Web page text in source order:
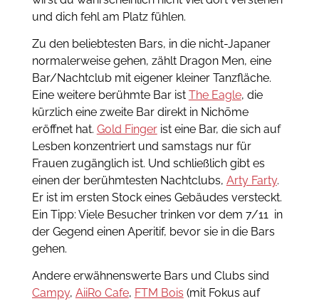
und dich fehl am Platz fühlen.
Zu den beliebtesten Bars, in die nicht-Japaner
normalerweise gehen, zählt Dragon Men, eine
Bar/Nachtclub mit eigener kleiner Tanzfläche.
Eine weitere berühmte Bar ist The Eagle, die
kürzlich eine zweite Bar direkt in Nichōme
eröffnet hat. Gold Fingerist eine Bar, die sich auf
Lesben konzentriert und samstags nur für
Frauen zugänglich ist. Und schließlich gibt es
einen der berühmtesten Nachtclubs, Arty Farty.
Er ist im ersten Stock eines Gebäudes versteckt.
Ein Tipp: Viele Besucher trinken vor dem 7/11 in
der Gegend einen Aperitif, bevor sie in die Bars
gehen.
Andere erwähnenswerte Bars und Clubs sind
Campy, AiiRo Cafe, FTM Bois (mit Fokus auf